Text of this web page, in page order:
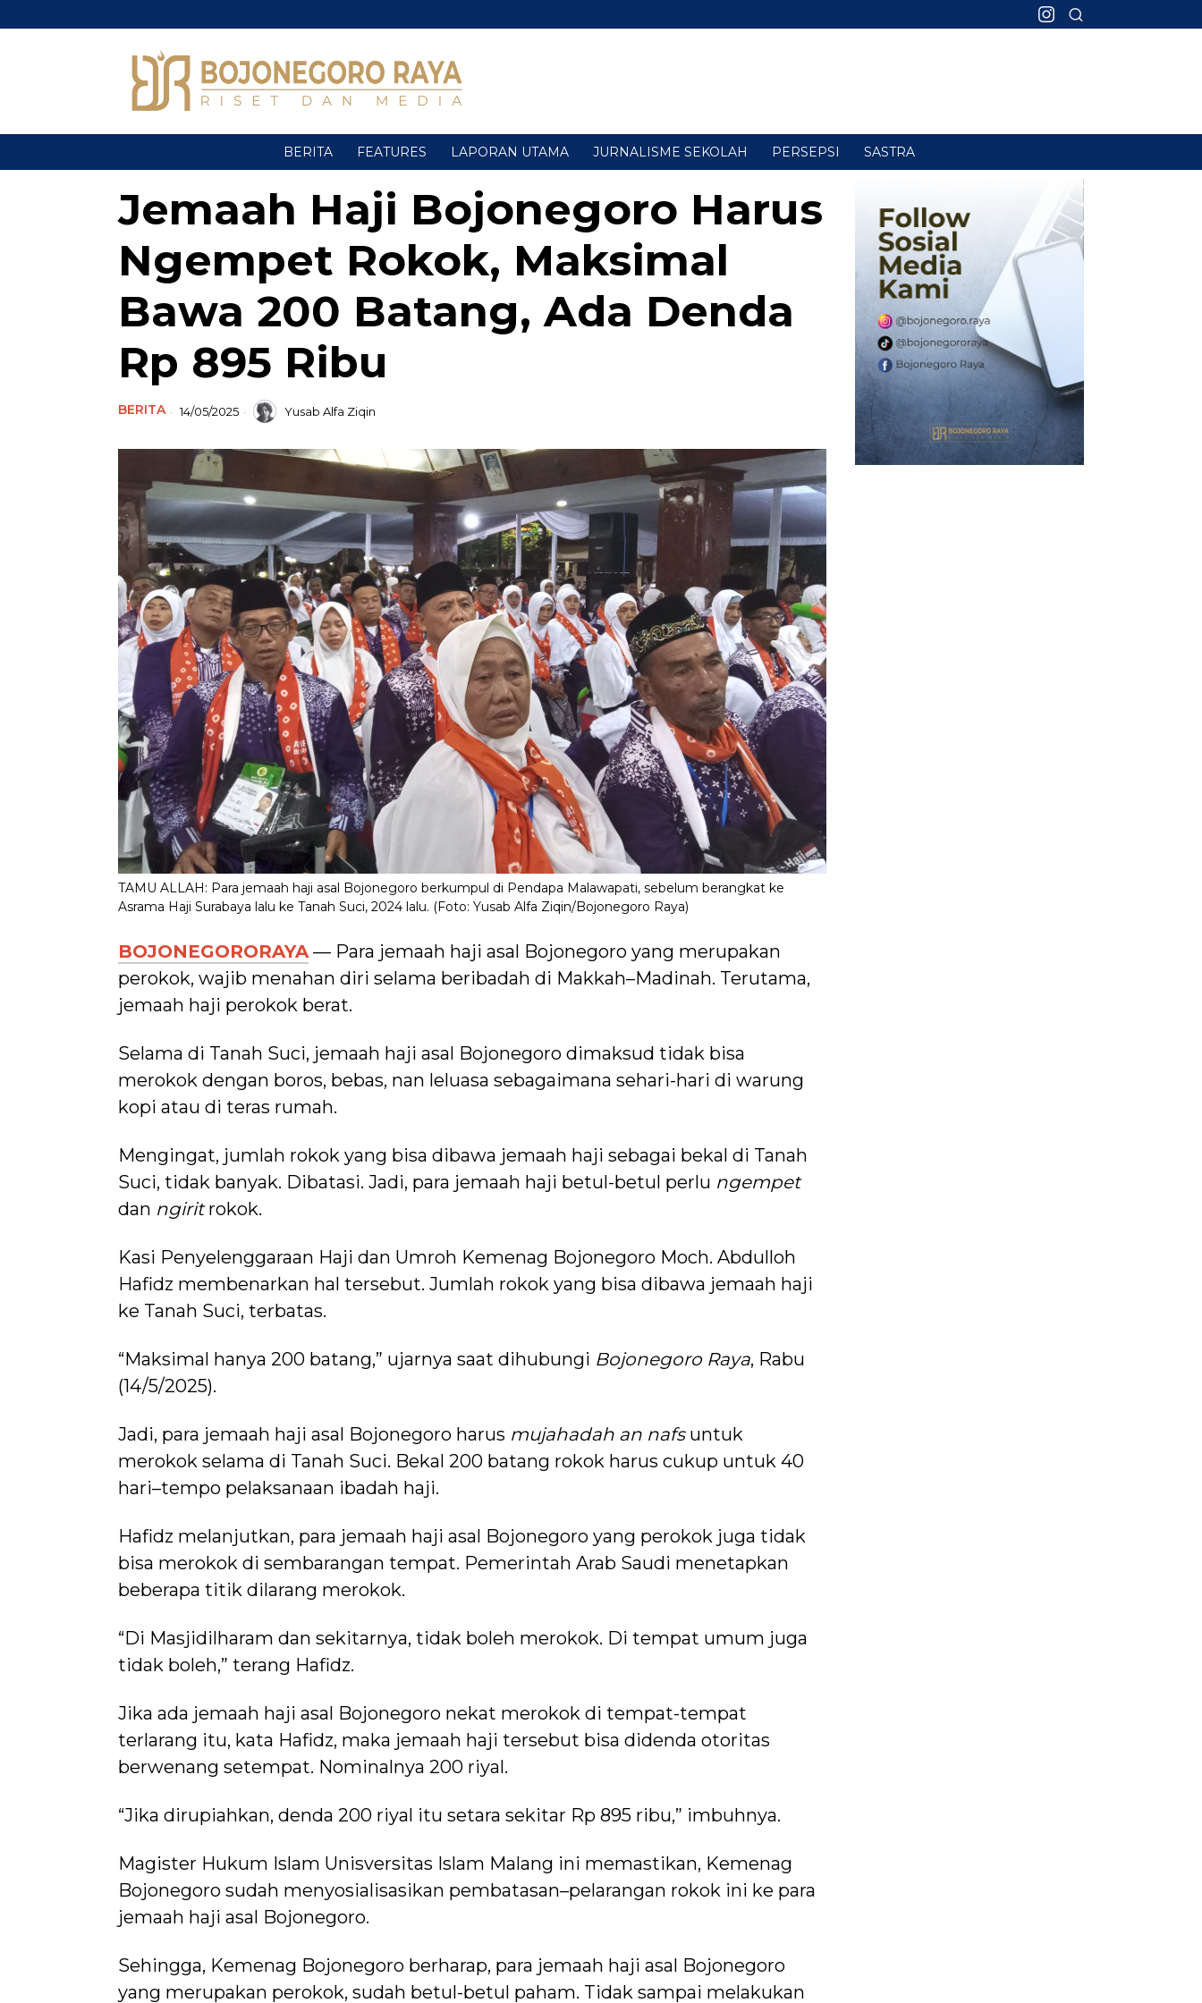
BERITA FEATURES LAPORAN UTAMA JURNALISME SEKOLAH PERSEPSI SASTRA
Jemaah Haji Bojonegoro Harus
Ngempet Rokok, Maksimal
Bawa 200 Batang, Ada Denda
Rp 895 Ribu
BERITA 14/05/2025 Yusab Alfa Ziqin
TAMU ALLAH: Para jemaah haji asal Bojonegoro berkumpul di Pendapa Malawapati, sebelum berangkat ke
Asrama Haji Surabaya lalu ke Tanah Suci, 2024 lalu. (Foto: Yusab Alfa Ziqin/Bojonegoro Raya)
BOJONEGORORAYA— Para jemaah haji asal Bojonegoro yang merupakan
perokok, wajib menahan diri selama beribadah di Makkah–Madinah. Terutama,
jemaah haji perokok berat.
Selama di Tanah Suci, jemaah haji asal Bojonegoro dimaksud tidak bisa
merokok dengan boros, bebas, nan leluasa sebagaimana sehari-hari di warung
kopi atau di teras rumah.
Mengingat, jumlah rokok yang bisa dibawa jemaah haji sebagai bekal di Tanah
Suci, tidak banyak. Dibatasi. Jadi, para jemaah haji betul-betul perlu ngempet
dan ngiritrokok.
Kasi Penyelenggaraan Haji dan Umroh Kemenag Bojonegoro Moch. Abdulloh
Hafidz membenarkan hal tersebut. Jumlah rokok yang bisa dibawa jemaah haji
ke Tanah Suci, terbatas.
“Maksimal hanya 200 batang,” ujarnya saat dihubungi Bojonegoro Raya, Rabu
(14/5/2025).
Jadi, para jemaah haji asal Bojonegoro harus mujahadah an nafsuntuk
merokok selama di Tanah Suci. Bekal 200 batang rokok harus cukup untuk 40
hari–tempo pelaksanaan ibadah haji.
Hafidz melanjutkan, para jemaah haji asal Bojonegoro yang perokok juga tidak
bisa merokok di sembarangan tempat. Pemerintah Arab Saudi menetapkan
beberapa titik dilarang merokok.
“Di Masjidilharam dan sekitarnya, tidak boleh merokok. Di tempat umum juga
tidak boleh,” terang Hafidz.
Jika ada jemaah haji asal Bojonegoro nekat merokok di tempat-tempat
terlarang itu, kata Hafidz, maka jemaah haji tersebut bisa didenda otoritas
berwenang setempat. Nominalnya 200 riyal.
“Jika dirupiahkan, denda 200 riyal itu setara sekitar Rp 895 ribu,” imbuhnya.
Magister Hukum Islam Unisversitas Islam Malang ini memastikan, Kemenag
Bojonegoro sudah menyosialisasikan pembatasan–pelarangan rokok ini ke para
jemaah haji asal Bojonegoro.
Sehingga, Kemenag Bojonegoro berharap, para jemaah haji asal Bojonegoro
yang merupakan perokok, sudah betul-betul paham. Tidak sampai melakukan